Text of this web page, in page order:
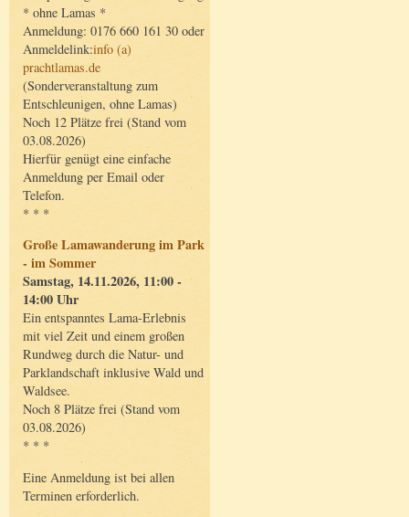
* ohne Lamas *
Anmeldung: 0176 660 161 30 oder
Anmeldelink:info (a)
prachtlamas.de
(Sonderveranstaltung zum
Entschleunigen, ohne Lamas)
Noch 12 Plätze frei (Stand vom
03.08.2026)
Hierfür genügt eine einfache
Anmeldung per Email oder
Telefon.
* * *
Große Lamawanderung im Park
- im Sommer
Samstag, 14.11.2026, 11:00 -
14:00 Uhr
Ein entspanntes Lama-Erlebnis
mit viel Zeit und einem großen
Rundweg durch die Natur- und
Parklandschaft inklusive Wald und
Waldsee.
Noch 8 Plätze frei (Stand vom
03.08.2026)
* * *
Eine Anmeldung ist bei allen
Terminen erforderlich.